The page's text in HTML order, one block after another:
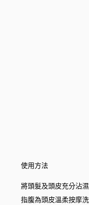
使用方法
將頭髮及頭皮充分沾
指腹為頭皮溫柔按摩